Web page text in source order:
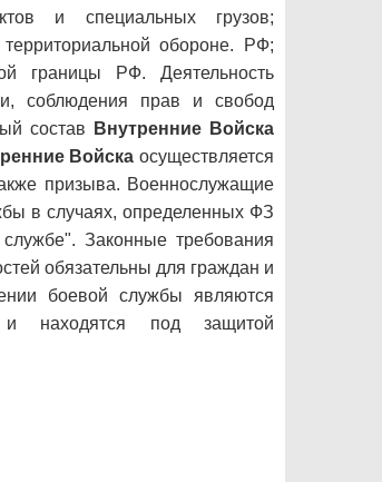
и специальных грузов;
обороне. РФ;
границы РФ. Деятельность
соблюдения прав и свобод
состав
Внутренние Войска
Войска осуществляется
призыва. Военнослужащие
в случаях, определенных ФЗ
Законные требования
обязательны для граждан и
боевой службы являются
и находятся под защитой